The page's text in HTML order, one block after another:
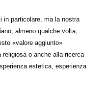
in particolare, ma la nostra
almeno qualche volta,
«valore aggiunto»
religiosa o anche alla ricerca
estetica, esperienza